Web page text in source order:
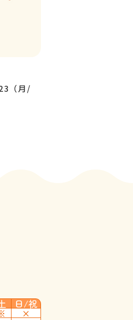
（月/
日/祝
×